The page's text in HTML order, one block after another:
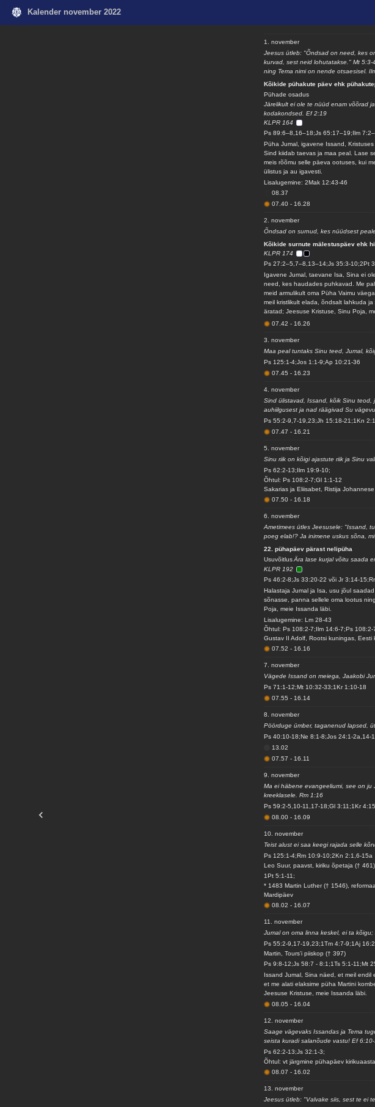
Kalender november 2022
1. november
Jeesus ütleb: "Õndsad on need, kes
kurvad, sest neid lohutatakse." Mt
ning Tema nimi on nende otsaesisel.
Kõikide pühakute päev ehk
Pühade osadus
Järelikult ei ole te nüüd enam võõrad
kodakondsed. Ef 2:19
KLPR 164
Ps 89:6–8,16–18;Js 65:17–19;Ilm
Püha Jumal, igavene Issand,
Sind kiidab taevas ja maa peal. Lase
meis rõõmu selle päeva ootuses, kui
ülistus ja au igavesti.
Lisalugemine: 2Mak 12:43-46
08.37
07.40- 16.28
2. november
Õndsad on surnud, kes nüüdsest
Kõikide surnute mälestuspäev ehk
KLPR 174
Ps 27:2–5,7–8,13–14;Js 35:3-10;2Pt
Igavene Jumal, taevane Isa, Sina ei
need, kes haudades puhkavad. Me
meid armulikult oma Püha Vaimu
meil kristlikult elada, õndsalt lahkuda
äratad; Jeesuse Kristuse, Sinu Poja,
07.42- 16.26
3. november
Maa peal tuntaks Sinu teed, Jumal,
Ps 125:1-4;Jos 1:1-9;Ap 10:21-36
07.45- 16.23
4. november
Sind ülistavad, Issand, kõik Sinu
auhiilgusest ja nad räägivad Su
Ps 55:2-9,7-19,23;Jh 15:18-21;1Kn
07.47- 16.21
5. november
Sinu riik on kõigi ajastute riik ja Sinu
Ps 62:2-13;Ilm 19:9-10;
Õhtul: Ps 108:2-7;Gl 1:1-12
Sakarias ja Eliisabet, Ristija
07.50- 16.18
6. november
Ametimees ütles Jeesusele: "Issand,
poeg elab!? Ja inimene uskus sõna,
22. pühapäev pärast nelipüha
UsuvõitlusÄra lase kurjal võitu saada
KLPR 192
Ps 46:2-8;Js 33:20-22 või Jr 3:14-
Halastaja Jumal ja Isa, usu jõul
sõnasse, panna sellele oma lootus
Poja, meie Issanda läbi.
Lisalugemine: Lm 28-43
Õhtul: Ps 108:2-7;Ilm 14:6-7;Ps 108:2-
Gustav II Adolf, Rootsi kuningas,
07.52- 16.16
7. november
Vägede Issand on meiega, Jaakobi
Ps 71:1-12;Mt 10:32-33;1Kr 1:10-18
07.55- 16.14
8. november
Pöörduge ümber, taganenud lapsed,
Ps 40:10-18;Ne 8:1-8;Jos 24:1-2a,14-
13.02
07.57- 16.11
9. november
Ma ei häbene evangeeliumi, see on ju
kreeklasele. Rm 1:16
Ps 59:2-5,10-11,17-18;Gl 3:11;1Kr
08.00- 16.09
10. november
Teist alust ei saa keegi rajada selle
Ps 125:1-4;Rm 10:9-10;2Kn 2:1,6-15a
Leo Suur, paavst, kiriku õpetaja († 461)
1Pt 5:1-11;
* 1483 Martin Luther († 1546),
Mardipäev
08.02- 16.07
11. november
Jumal on oma linna keskel, ei ta
Ps 55:2-9,17-19,23;1Tm 4:7-9;1Aj
Martin, Tours’i piiskop († 397)
Ps 9:8-12;Js 58:7 - 8:1;1Ts 5:1-11;Mt
Issand Jumal, Sina näed, et meil endil
et me alati elaksime püha Martini
Jeesuse Kristuse, meie Issanda läbi.
08.05- 16.04
12. november
Saage vägevaks Issandas ja Tema
seista kuradi salanõude vastu! Ef 6:10-
Ps 62:2-13;Js 32:1-3;
Õhtul: vt järgmine pühapäev
08.07- 16.02
13. november
Jeesus ütleb: "Valvake siis, sest te ei